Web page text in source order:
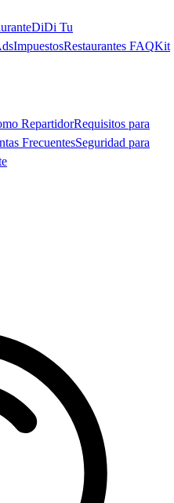
DiDi Tu
ImpuestosRestaurantes FAQKit
RepartidorRequisitos para
FrecuentesSeguridad para